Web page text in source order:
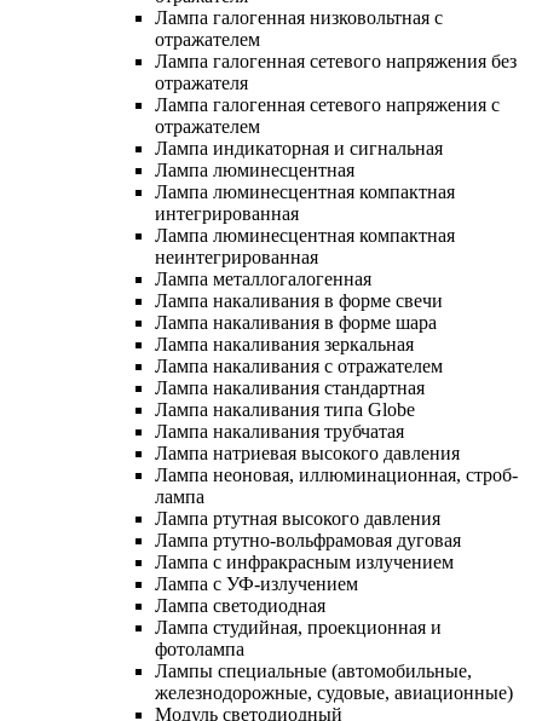
Лампа галогенная низковольтная с
отражателем
Лампа галогенная сетевого напряжения без
отражателя
Лампа галогенная сетевого напряжения с
отражателем
Лампа индикаторная и сигнальная
Лампа люминесцентная
Лампа люминесцентная компактная
интегрированная
Лампа люминесцентная компактная
неинтегрированная
Лампа металлогалогенная
Лампа накаливания в форме свечи
Лампа накаливания в форме шара
Лампа накаливания зеркальная
Лампа накаливания с отражателем
Лампа накаливания стандартная
Лампа накаливания типа Globe
Лампа накаливания трубчатая
Лампа натриевая высокого давления
Лампа неоновая, иллюминационная, строб-
лампа
Лампа ртутная высокого давления
Лампа ртутно-вольфрамовая дуговая
Лампа с инфракрасным излучением
Лампа с УФ-излучением
Лампа светодиодная
Лампа студийная, проекционная и
фотолампа
Лампы специальные (автомобильные,
железнодорожные, судовые, авиационные)
Модуль светодиодный